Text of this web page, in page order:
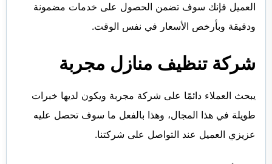
العميل فإنك سوف تضمن الحصول على خدمات مضمونة
ودقيقة وبأرخص الأسعار في نفس الوقت.
شركة تنظيف منازل مجربة
يبحث العملاء دائمًا على شركة مجربة ويكون لديها خبرات
طويلة في هذا المجال، وهذا بالفعل ما سوف تحصل عليه
عزيزي العميل عند التواصل على شركتنا.